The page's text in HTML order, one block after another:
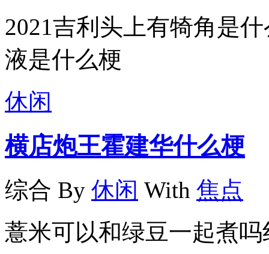
2021吉利头上有犄角是
液是什么梗
休闲
横店炮王霍建华什么梗
综合 By 休闲 With 焦点
薏米可以和绿豆一起煮